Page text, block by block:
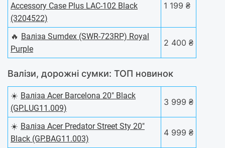
Accessory Case Plus LAC-102 Black
(3204522)
1 199 ₴
🔥 Валіза Sumdex (SWR-723RP) Royal
Purple
2 400 ₴
Валізи, дорожні сумки: ТОП новинок
☀️ Валіза Acer Barcelona 20" Black
(GP.LUG11.009)
3 999 ₴
☀️ Валіза Acer Predator Street Sty 20"
Black (GP.BAG11.003)
4 999 ₴